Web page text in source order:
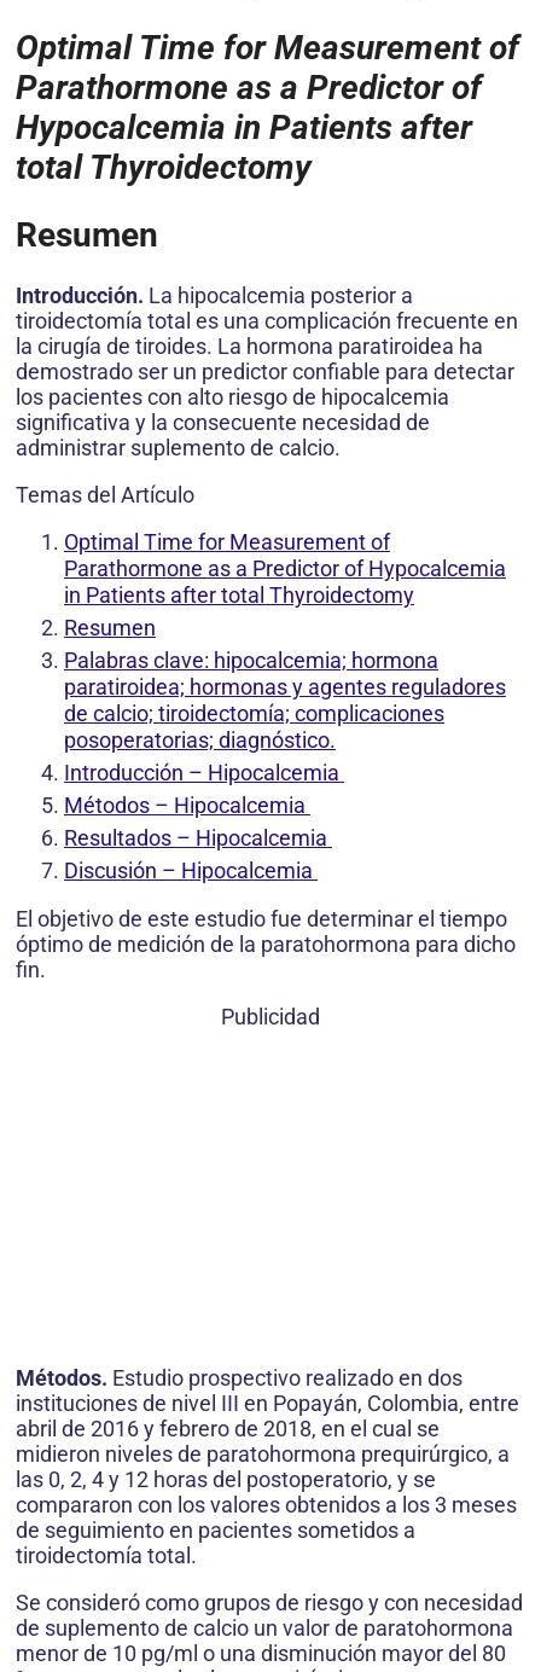
Optimal Time for Measurement of
Parathormone as a Predictor of
Hypocalcemia in Patients after
total Thyroidectomy
Resumen
Introducción. La hipocalcemia posterior a
tiroidectomía total es una complicación frecuente en
la cirugía de tiroides. La hormona paratiroidea ha
demostrado ser un predictor confiable para detectar
los pacientes con alto riesgo de hipocalcemia
significativa y la consecuente necesidad de
administrar suplemento de calcio.
Temas del Artículo
Optimal Time for Measurement of
Parathormone as a Predictor of Hypocalcemia
in Patients after total Thyroidectomy
Resumen
Palabras clave: hipocalcemia; hormona
paratiroidea; hormonas y agentes reguladores
de calcio; tiroidectomía; complicaciones
posoperatorias; diagnóstico.
Introducción – Hipocalcemia
Métodos – Hipocalcemia
Resultados – Hipocalcemia
Discusión – Hipocalcemia
El objetivo de este estudio fue determinar el tiempo
óptimo de medición de la paratohormona para dicho
fin.
Publicidad
Métodos. Estudio prospectivo realizado en dos
instituciones de nivel III en Popayán, Colombia, entre
abril de 2016 y febrero de 2018, en el cual se
midieron niveles de paratohormona prequirúrgico, a
las 0, 2, 4 y 12 horas del postoperatorio, y se
compararon con los valores obtenidos a los 3 meses
de seguimiento en pacientes sometidos a
tiroidectomía total.
Se consideró como grupos de riesgo y con necesidad
de suplemento de calcio un valor de paratohormona
menor de 10 pg/ml o una disminución mayor del 80